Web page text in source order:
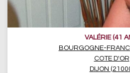
VALÉRIE (41
BOURGOGNE-
COTE D'OR
DIJON